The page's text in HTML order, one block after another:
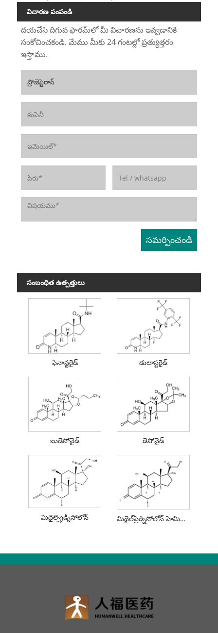
విచారణ పంపండి
దయచేసి దిగువ ఫారమ్‌లో మీ విచారణను ఇవ్వడానికి
సంకోచించకండి. మేము మీకు 24 గంటల్లో ప్రత్యుత్తరం
ఇస్తాము.
సంబంధిత ఉత్పత్తులు
ఫినాస్టరైడ్ డుటాస్టరైడ్
బుడెసోనైడ్ డెసోనైడ్
మిథైల్ప్రెడ్నిసోలోన్ మిథైల్‌ప్రెడ్నిసోలోన్ హెమిసుక్సినేట్